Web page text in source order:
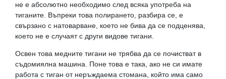
не е абсолютно необходимо след всяка употреба на
тиганите. Въпреки това полирането, разбира се, е
свързано с натоварване, което не бива да се подценява,
което не е случаят с други видове тигани.
Освен това медните тигани не трябва да се почистват в
съдомиялна машина. Поне това е така, ако не си имате
работа с тиган от неръждаема стомана, който има само